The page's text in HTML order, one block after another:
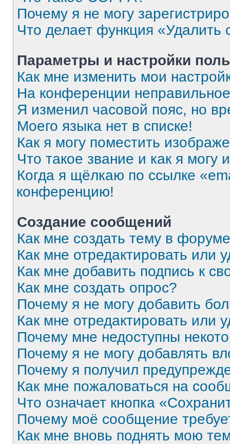
Почему я не могу
Что делает функция
Параметры и настройки
Как мне изменить мои
На конференции
Я изменил часовой пояс, но
Моего языка нет в списке!
Как я могу поместить
Что такое звание и как я могу
Когда я щёлкаю по ссылке
конференцию!
Создание сообщений
Как мне создать тему в
Как мне отредактировать или
Как мне добавить подпись к
Как мне создать опрос?
Почему я не могу добавить
Как мне отредактировать или
Почему мне недоступны
Почему я не могу добавлять
Почему я получил
Как мне пожаловаться на
Что означает кнопка
Почему моё сообщение
Как мне вновь поднять мою